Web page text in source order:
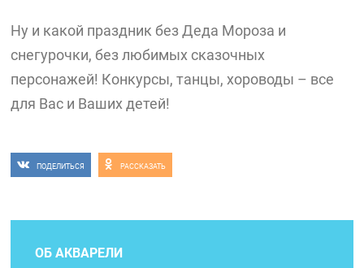
Ну и какой праздник без Деда Мороза и
снегурочки, без любимых сказочных
персонажей! Конкурсы, танцы, хороводы – все
для Вас и Ваших детей!
ПОДЕЛИТЬСЯ РАССКАЗАТЬ
ОБ АКВАРЕЛИ